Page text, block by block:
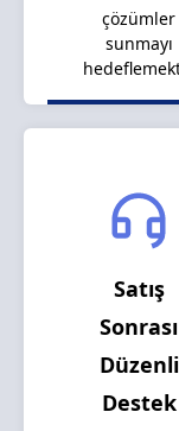
çözümler
sunmayı
Satış
Sonrası
Düzenli
Destek